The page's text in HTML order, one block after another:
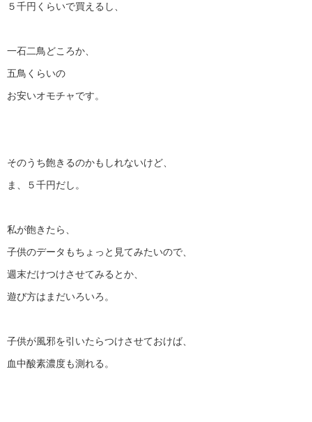
５千円くらいで買えるし、
一石二鳥どころか、
五鳥くらいの
お安いオモチャです。
そのうち飽きるのかもしれないけど、
ま、５千円だし。
私が飽きたら、
子供のデータもちょっと見てみたいので、
週末だけつけさせてみるとか、
遊び方はまだいろいろ。
子供が風邪を引いたらつけさせておけば、
血中酸素濃度も測れる。